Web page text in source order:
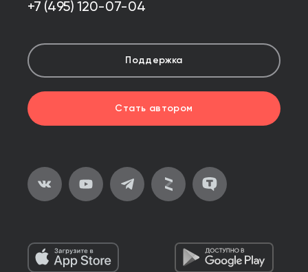
+7 (495) 120-07-04
Поддержка
Стать автором